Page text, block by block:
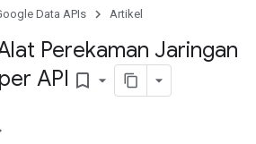
Data APIs Artikel
Perekaman Jaringan
API bookmark_border